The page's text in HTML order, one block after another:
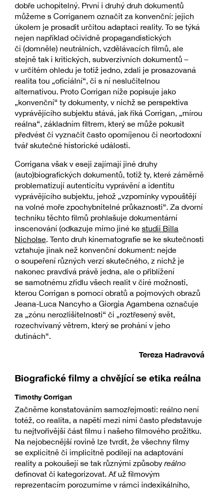
dobře uchopitelný. První i druhý druh dokumentů
můžeme s Corriganem označit za konvenční: jejich
úkolem je prosadit určitou adaptaci reality. To se týká
nejen například očividně propagandistických
či (domněle) neutrálních, vzdělávacích filmů, ale
stejně tak i kritických, subverzivních dokumentů –
v určitém ohledu je totiž jedno, zdali je prosazovaná
realita tou „oficiální“, či s ní neslučitelnou
alternativou. Proto Corrigan níže popisuje jako
„konvenční“ ty dokumenty, v nichž se perspektiva
vyprávějícího subjektu stává, jak říká Corrigan, „mírou
reálna“, základním filtrem, který se může pokusit
předvést či vyznačit často opomíjenou či neortodoxní
tvář skutečné historické události.
Corrigana však v eseji zajímají jiné druhy
(auto)biografických dokumentů, totiž ty, které záměrně
problematizují autenticitu vyprávění a identitu
vyprávějícího subjektu, jehož „vzpomínky vypouštějí
na volné moře zpochybnitelné průkaznosti“. Za dvorní
techniku těchto filmů prohlašuje dokumentární
inscenování (odkazuje mimo jiné ke studii Billa
Nicholse. Tento druh kinematografie se ke skutečnosti
vztahuje jinak než konvenční dokument: nejde
o soupeření různých verzí skutečného, z nichž je
nakonec pravdivá právě jedna, ale o přiblížení
se samotnému zřídlu všech realit v čiré možnosti,
kterou Corrigan s pomocí obratů a pojmových obrazů
Jeana-Luca Nancyho a Giorgia Agambena označuje
za „zónu nerozlišitelnosti“ či „roztřesený svět,
rozechvívaný větrem, který se prohání v jeho
dutinách“.
Tereza Hadravová
Biografické filmy a chvějící se etika reálna
Timothy Corrigan
Začněme konstatováním samozřejmosti: reálno není
totéž, co realita, a napětí mezi nimi často představuje
tu nejtvořivější část filmu i našeho filmového prožitku.
Na nejobecnější rovině lze tvrdit, že všechny filmy
se explicitně či implicitně podílejí na adaptování
reality a pokoušejí se tak různými způsoby reálno
definovat či kategorizovat. Ať už filmovým
reprezentacím porozumíme v rámci indexikálního,